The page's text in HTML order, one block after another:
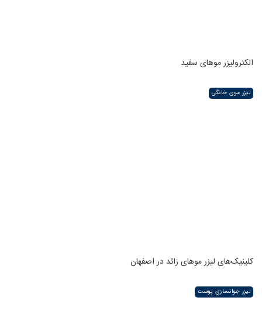
الکترولیزر موهای سفید
لیزر موی خانگی
کلینیک‌های لیزر موهای زائد در اصفهان
لیزر جوانسازی پوست